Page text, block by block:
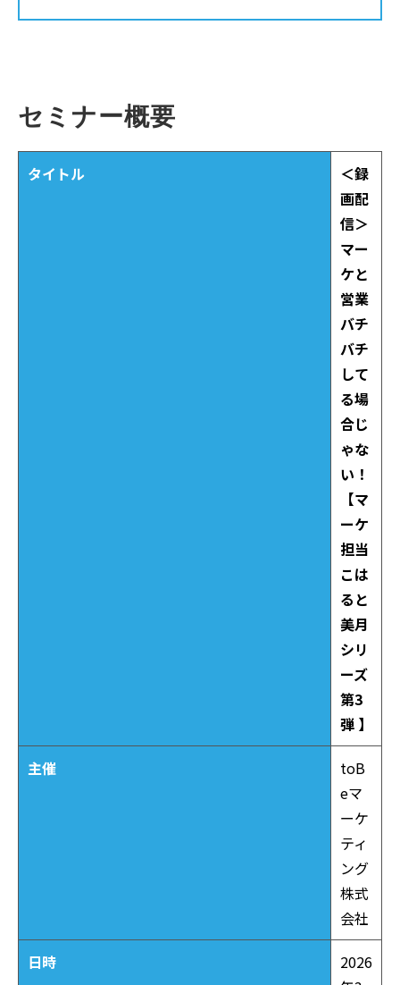
セミナー概要
タイトル
＜録
画配
信＞
マー
ケと
営業
バチ
バチ
して
る場
合じ
ゃな
い！
【マ
ーケ
担当
こは
ると
美月
シリ
ーズ
第3
弾 】
主催
toB
eマ
ーケ
ティ
ング
株式
会社
日時
2026